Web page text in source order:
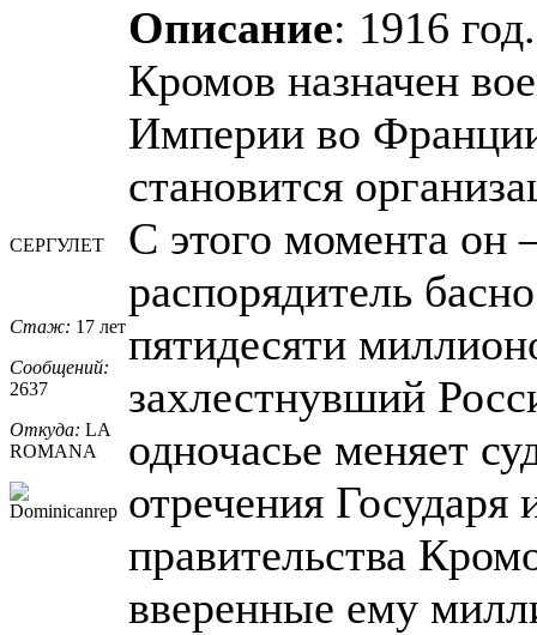
СЕРГУЛЕТ
Стаж: 17 лет
Сообщений:
2637
Откуда: LA
ROMANA
Описание: 1916
Кромов назначен
Империи во
становится
С этого момента он
распорядитель
пятидесяти
захлестнувший
одночасье меняет
отречения
правительства
вверенные ему